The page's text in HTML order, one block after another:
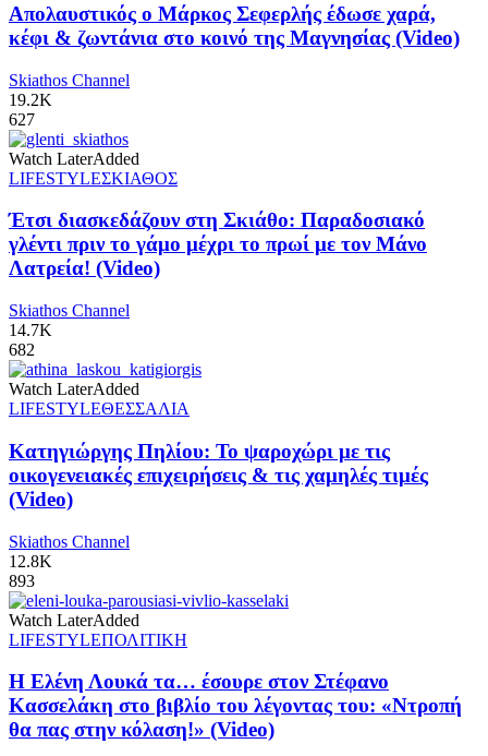
Απολαυστικός ο Μάρκος Σεφερλής έδωσε χαρά,
κέφι & ζωντάνια στο κοινό της Μαγνησίας (Video)
Skiathos Channel
19.2K
627
Watch LaterAdded
LIFESTYLEΣΚΙΑΘΟΣ
Έτσι διασκεδάζουν στη Σκιάθο: Παραδοσιακό
γλέντι πριν το γάμο μέχρι το πρωί με τον Μάνο
Λατρεία! (Video)
Skiathos Channel
14.7K
682
Watch LaterAdded
LIFESTYLEΘΕΣΣΑΛΙΑ
Κατηγιώργης Πηλίου: Το ψαροχώρι με τις
οικογενειακές επιχειρήσεις & τις χαμηλές τιμές
(Video)
Skiathos Channel
12.8K
893
Watch LaterAdded
LIFESTYLEΠΟΛΙΤΙΚΗ
Η Ελένη Λουκά τα… έσουρε στον Στέφανο
Κασσελάκη στο βιβλίο του λέγοντας του: «Ντροπή
θα πας στην κόλαση!» (Video)